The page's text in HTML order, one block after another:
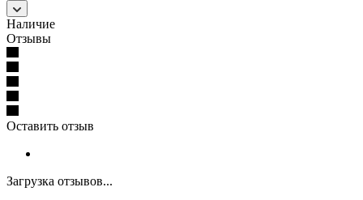
Наличие
Отзывы
Оставить отзыв
Загрузка отзывов...